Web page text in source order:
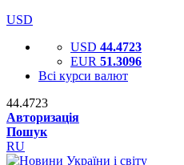
USD
USD 44.4723
EUR 51.3096
Всі курси валют
44.4723
Авторизація
Пошук
RU